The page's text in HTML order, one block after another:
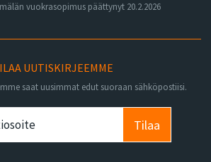
vuokrasopimus päättynyt 20.2.2026
UUTISKIRJEEMME
saat uusimmat edut suoraan sähköpostiisi.
Tilaa